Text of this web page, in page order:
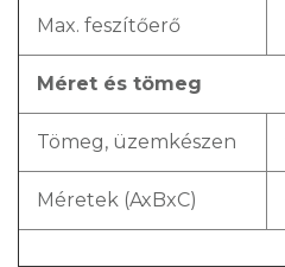
Max. feszítőerő
Méret és tömeg
Tömeg, üzemkészen
Méretek (AxBxC)